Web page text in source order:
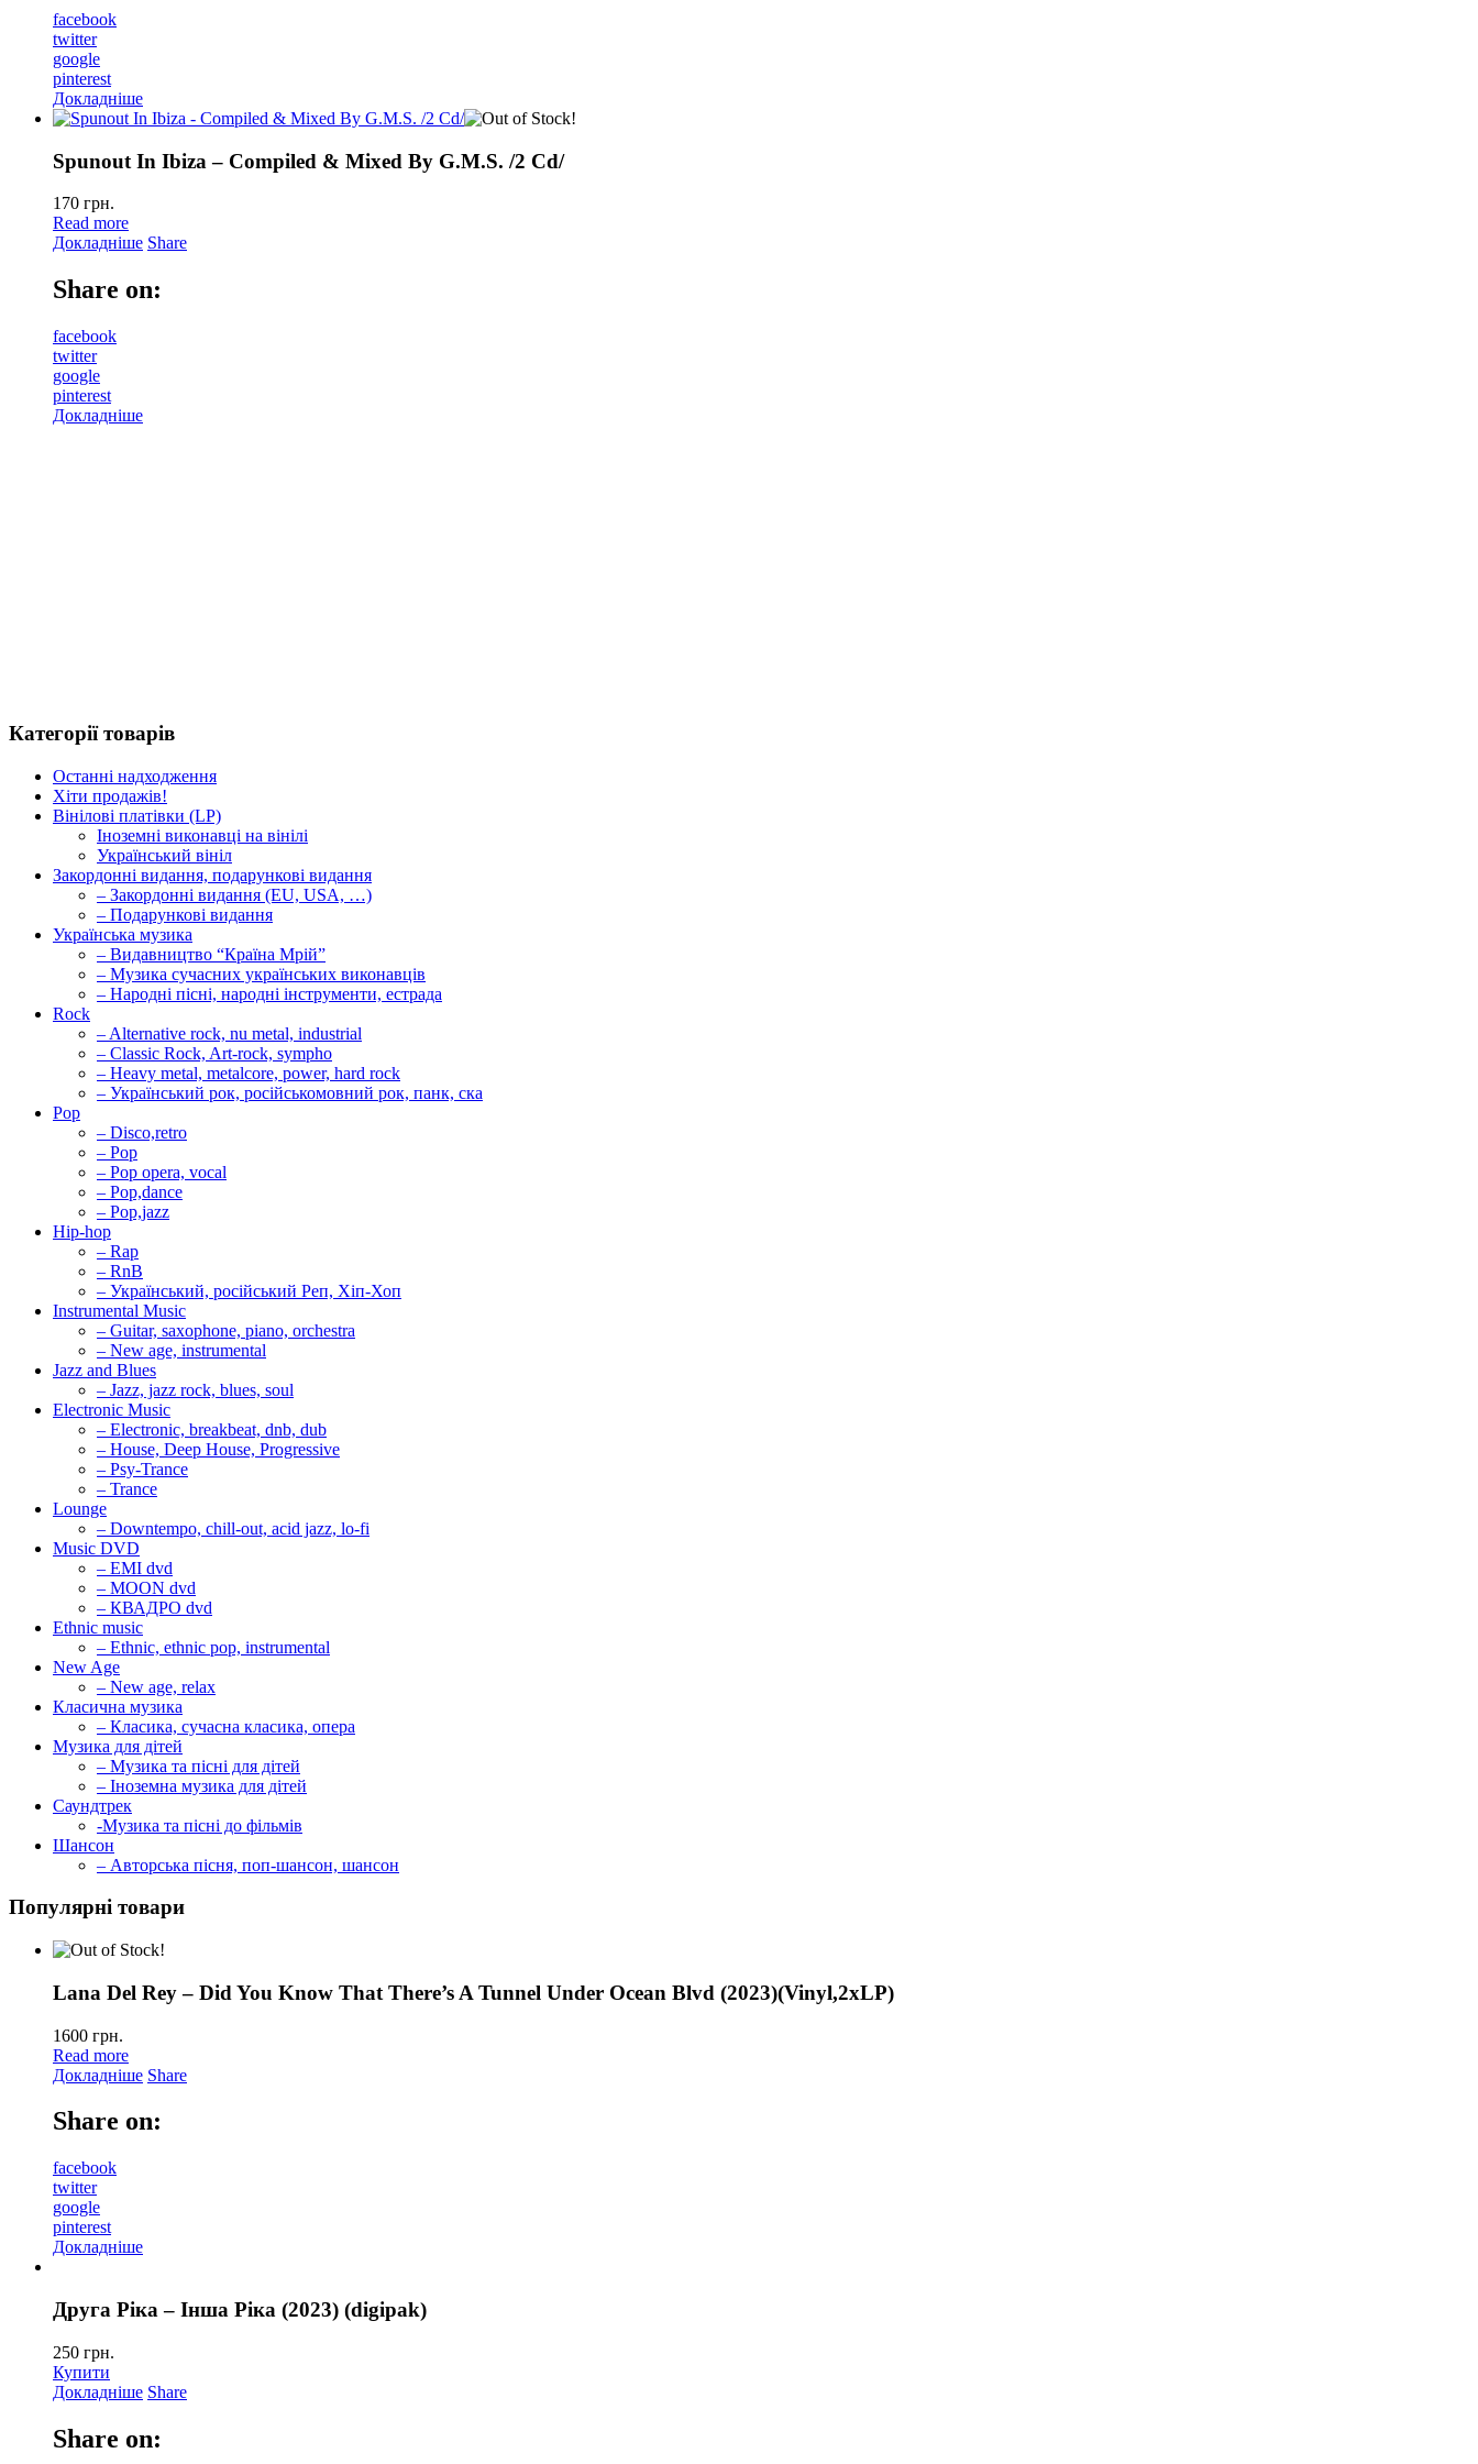
facebook
twitter
google
pinterest
Докладніше
Spunout In Ibiza – Compiled & Mixed By G.M.S. /2 Cd/
170 грн.
Read more
Докладніше Share
Share on:
facebook
twitter
google
pinterest
Докладніше
Категорії товарів
Останні надходження
Хіти продажів!
Вінілові платівки (LP)
Іноземні виконавці на вінілі
Український вініл
Закордонні видання, подарункові видання
– Закордонні видання (EU, USA, …)
– Подарункові видання
Українська музика
– Видавництво “Країна Мрій”
– Музика сучасних українських виконавців
– Народні пісні, народні інструменти, естрада
Rock
– Alternative rock, nu metal, industrial
– Classic Rock, Art-rock, sympho
– Heavy metal, metalcore, power, hard rock
– Український рок, російськомовний рок, панк, ска
Pop
– Disco,retro
– Pop
– Pop opera, vocal
– Pop,dance
– Pop,jazz
Hip-hop
– Rap
– RnB
– Український, російський Реп, Хіп-Хоп
Instrumental Music
– Guitar, saxophone, piano, orchestra
– New age, instrumental
Jazz and Blues
– Jazz, jazz rock, blues, soul
Electronic Music
– Electronic, breakbeat, dnb, dub
– House, Deep House, Progressive
– Psy-Trance
– Trance
Lounge
– Downtempo, chill-out, acid jazz, lo-fi
Music DVD
– EMI dvd
– MOON dvd
– КВАДРО dvd
Ethnic music
– Ethnic, ethnic pop, instrumental
New Age
– New age, relax
Класична музика
– Класика, сучасна класика, опера
Музика для дітей
– Музика та пісні для дітей
– Іноземна музика для дітей
Саундтрек
-Музика та пісні до фільмів
Шансон
– Авторська пісня, поп-шансон, шансон
Популярні товари
Lana Del Rey – Did You Know That There’s A Tunnel Under Ocean Blvd (2023)(Vinyl,2xLP)
1600 грн.
Read more
Докладніше Share
Share on:
facebook
twitter
google
pinterest
Докладніше
Друга Ріка – Інша Ріка (2023) (digipak)
250 грн.
Купити
Докладніше Share
Share on: